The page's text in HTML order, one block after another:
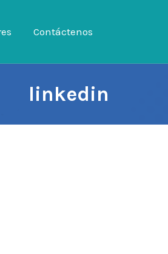
Contáctenos
linkedin
Contáctenos